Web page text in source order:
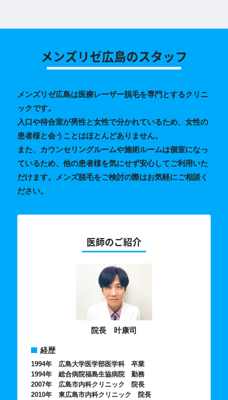
メンズリゼ広島のスタッフ
メンズリゼ広島は医療レーザー脱毛を専門とするクリニ
ックです。
入口や待合室が男性と女性で分かれているため、女性の
患者様と会うことはほとんどありません。
また、カウンセリングルームや施術ルームは個室になっ
ているため、他の患者様を気にせず安心してご利用いた
だけます。メンズ脱毛をご検討の際はお気軽にご相談く
ださい。
医師のご紹介
院長
経歴
1994年 広島大学医学部医学科 卒業
1994年 総合病院福島生協病院 勤務
2007年 広島市内科クリニック 院長
2010年 東広島市内科クリニック 院長